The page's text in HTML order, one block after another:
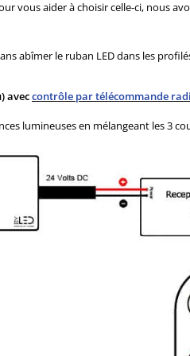
vous aider à choisir celle-ci, nous
abîmer le ruban LED dans les
aveccontrôle par télécommande
lumineuses en mélangeant les 3